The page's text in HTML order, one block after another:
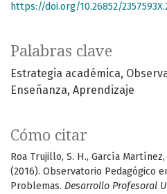
Palabras clave
Estrategia académica
Enseñanza Aprendizaje
Cómo citar
Roa Trujillo, S. H., García
(2016). Observatorio Pedagógico
Problemas. Desarrollo Profesoral
https://doi.org/10.26852/